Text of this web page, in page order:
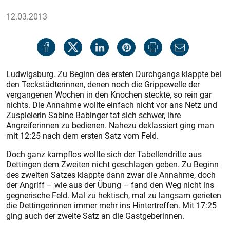
12.03.2013
Ludwigsburg. Zu Beginn des ersten Durchgangs klappte bei
den Teckstädterinnen, denen noch die Grippewelle der
vergangenen Wochen in den Knochen steckte, so rein gar
nichts. Die Annahme wollte einfach nicht vor ans Netz und
Zuspielerin Sabine Babinger tat sich schwer, ihre
Angreiferinnen zu bedienen. Nahezu deklassiert ging man
mit 12:25 nach dem ersten Satz vom Feld.
Doch ganz kampflos wollte sich der Tabellendritte aus
Dettingen dem Zweiten nicht geschlagen geben. Zu Beginn
des zweiten Satzes klappte dann zwar die Annahme, doch
der Angriff – wie aus der Übung – fand den Weg nicht ins
gegnerische Feld. Mal zu hektisch, mal zu langsam gerieten
die Dettingerinnen immer mehr ins Hintertreffen. Mit 17:25
ging auch der zweite Satz an die Gastgeberinnen.